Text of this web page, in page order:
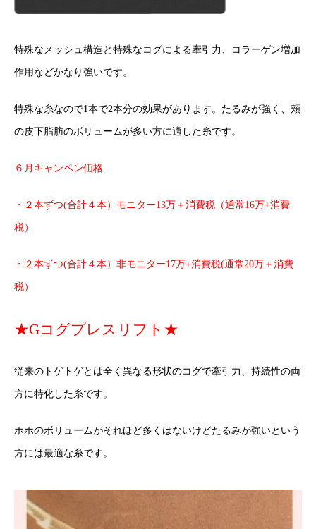
特殊なメッシュ構造と特殊なコグによる牽引力、コラーゲン増加
作用などかなり強いです。
特殊な糸なので1本で2本分の効果があります。たるみが強く、頬
の皮下脂肪のボリュームが多い方に適した糸です。
６月キャンペン価格
・２本ずつ(合計４本）モニター13万＋消費税（通常16万+消費
税）
・２本ずつ(合計４本）非モニター17万+消費税(通常20万＋消費
税）
★Gコグプレスリフト★
従来のトゲトゲとは全く異なる形状のコグで牽引力、持続性の両
方に特化した糸です。
ホホのボリュームがそれほど多くはないけどたるみが強いという
方には最適な糸です。